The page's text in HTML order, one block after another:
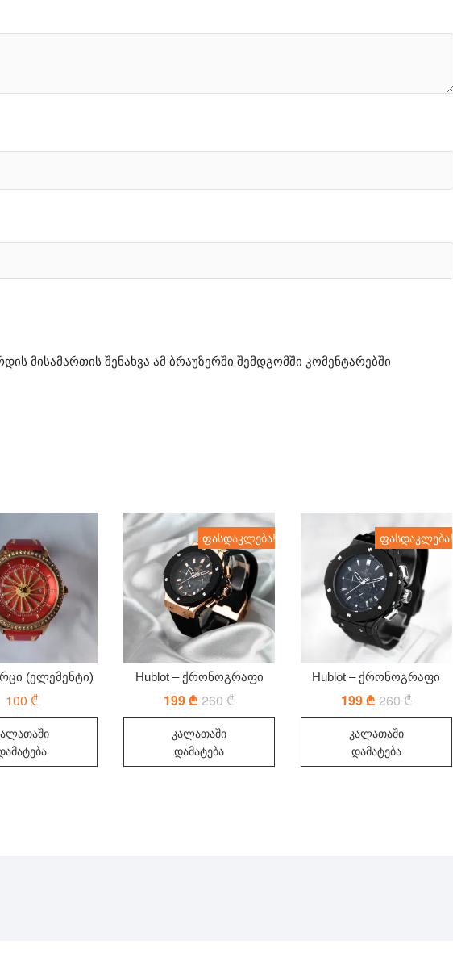
მისამართის შენახვა ამ ბრაუზერში შემდგომში კომენტარებში
(ელემენტი)
100 ₾
ფასდაკლება!
Hublot – ქრონოგრაფი
260₾Original
199₾ Current
კალათაში
დამატება
ფასდაკლება!
Hublot – ქრონოგრაფი
260₾Original
199₾ Current
კალათაში
დამატება